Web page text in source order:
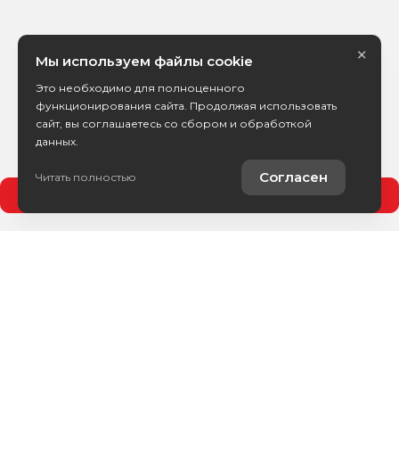
Мы используем файлы cookie
Это необходимо для полноценного
функционирования сайта. Продолжая использовать
сайт, вы соглашаетесь со сбором и обработкой
данных.
Читать полностью Согласен
×